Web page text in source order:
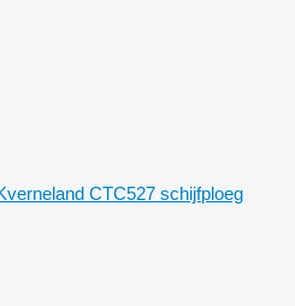
CTC527 schijfploeg